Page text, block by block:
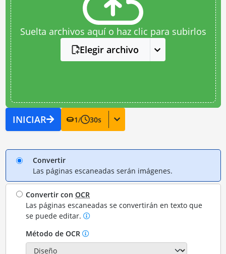
Suelta archivos aquí o haz clic para subirlos
Elegir archivo
INICIAR 1/ 30s
Convertir
Las páginas escaneadas serán imágenes.
Convertir conOCR
Las páginas escaneadas se convertirán en texto que
se puede editar.
Método de OCR